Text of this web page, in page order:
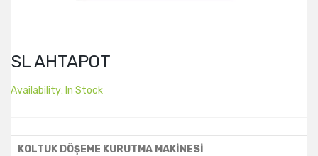
SL AHTAPOT
Availability: In Stock
KOLTUK DÖŞEME KURUTMA MAKİNESİ